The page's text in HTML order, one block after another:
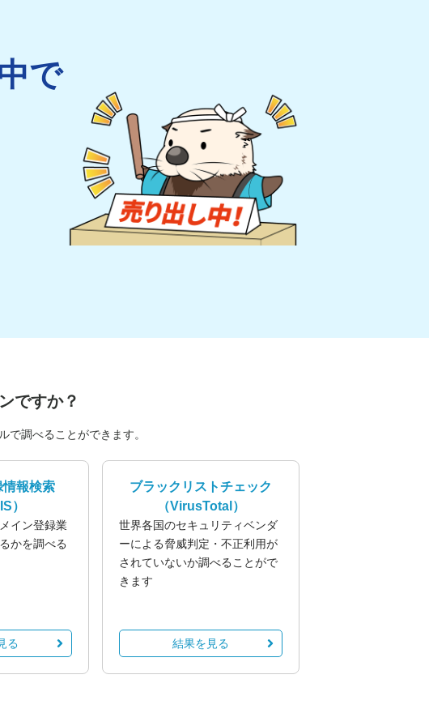
で
ですか？
で調べることができます。
情報検索
）
イン登録業
かを調べる
る
ブラックリストチェック
（VirusTotal）
世界各国のセキュリティベンダ
ーによる脅威判定・不正利用が
されていないか調べることがで
きます
結果を見る